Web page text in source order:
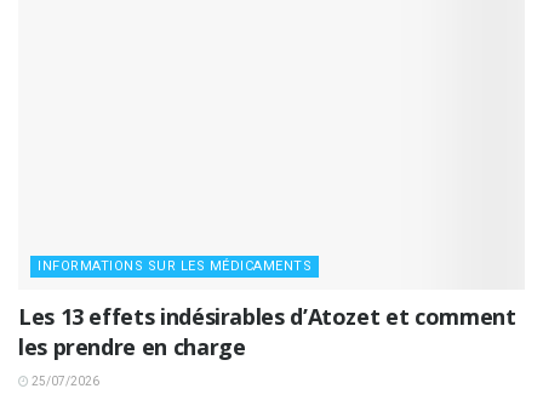
INFORMATIONS SUR LES MÉDICAMENTS
Les 13 effets indésirables d’Atozet et comment
les prendre en charge
25/07/2026